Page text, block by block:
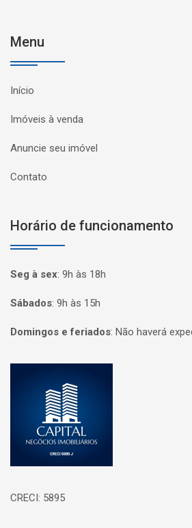
Menu
Início
Imóveis à venda
Anuncie seu imóvel
Contato
Horário de funcionamento
Seg à sex: 9h às 18h
Sábados: 9h às 15h
Domingos e feriados: Não haverá
CRECI: 5895